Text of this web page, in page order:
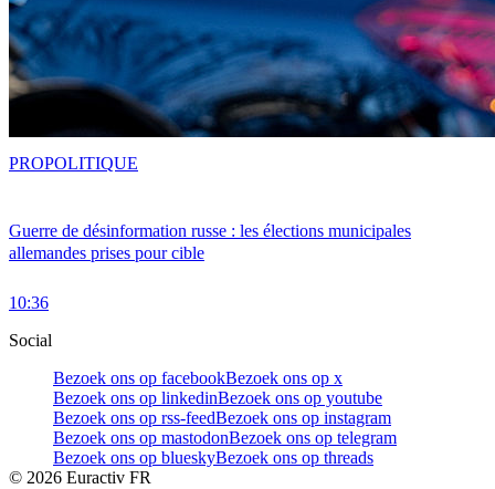
Guerre de désinformation russe : les élections municipales
allemandes prises pour cible
10:36
PROPOLITIQUE
Social
Bezoek ons op facebookBezoek ons op x
Bezoek ons op linkedinBezoek ons op youtube
Bezoek ons op rss-feedBezoek ons op instagram
Bezoek ons op mastodonBezoek ons op telegram
Bezoek ons op blueskyBezoek ons op threads
© 2026 Euractiv FR